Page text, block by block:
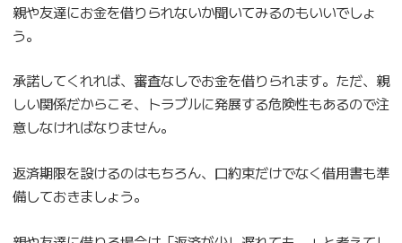
親や友達にお金を借りられないか聞いてみるのもいいでしょ
う。
承諾してくれれば、審査なしでお金を借りられます。ただ、親
しい関係だからこそ、トラブルに発展する危険性もあるので注
意しなければなりません。
返済期限を設けるのはもちろん、口約束だけでなく借用書も準
備しておきましょう。